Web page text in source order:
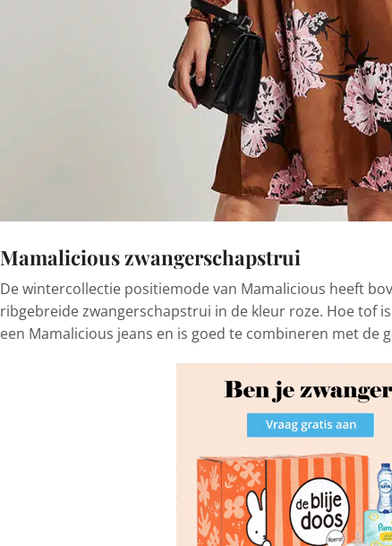
Mamalicious zwangerschapstrui
De wintercollectie positiemode van Mamalicious heeft
ribgebreide zwangerschapstrui in de kleur roze. Hoe tof
een Mamalicious jeans en is goed te combineren met de